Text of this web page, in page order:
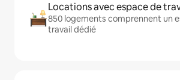
Locations avec espace de
850 logements comprennent un
travail dédié